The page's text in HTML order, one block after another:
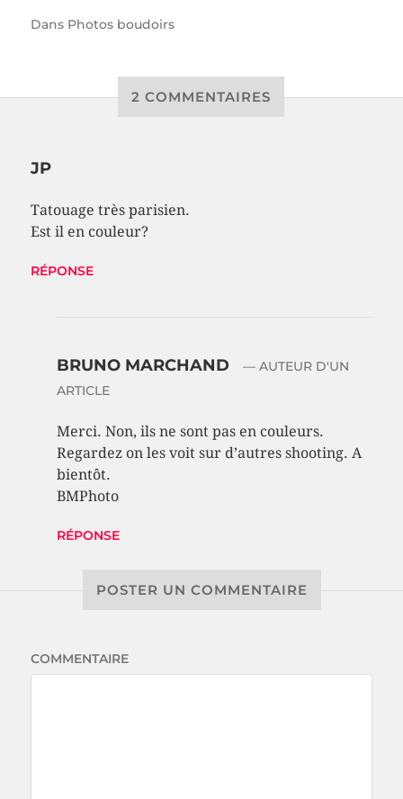
Dans Photos boudoirs
2 COMMENTAIRES
JP
Tatouage très parisien.
Est il en couleur?
RÉPONSE
BRUNO MARCHAND
— AUTEUR D'UN
ARTICLE
Merci. Non, ils ne sont pas en couleurs.
Regardez on les voit sur d’autres shooting. A
bientôt.
BMPhoto
RÉPONSE
POSTER UN COMMENTAIRE
COMMENTAIRE